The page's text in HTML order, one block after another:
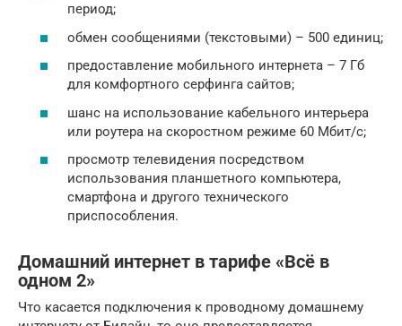
период;
обмен сообщениями (текстовыми) – 500 единиц;
предоставление мобильного интернета – 7 Гб
для комфортного серфинга сайтов;
шанс на использование кабельного интерьера
или роутера на скоростном режиме 60 Мбит/с;
просмотр телевидения посредством
использования планшетного компьютера,
смартфона и другого технического
приспособления.
Домашний интернет в тарифе «Всё в
одном 2»
Что касается подключения к проводному домашнему